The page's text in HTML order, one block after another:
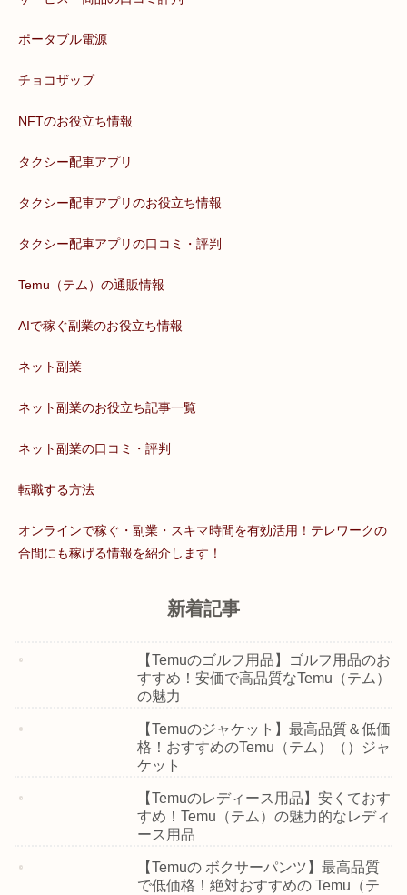
ポータブル電源
チョコザップ
NFTのお役立ち情報
タクシー配車アプリ
タクシー配車アプリのお役立ち情報
タクシー配車アプリの口コミ・評判
Temu（テム）の通販情報
AIで稼ぐ副業のお役立ち情報
ネット副業
ネット副業のお役立ち記事一覧
ネット副業の口コミ・評判
転職する方法
オンラインで稼ぐ・副業・スキマ時間を有効活用！テレワークの
合間にも稼げる情報を紹介します！
新着記事
【Temuのゴルフ用品】ゴルフ用品のお
すすめ！安価で高品質なTemu（テム）
の魅力
【Temuのジャケット】最高品質＆低価
格！おすすめのTemu（テム）（）ジャ
ケット
【Temuのレディース用品】安くておす
すめ！Temu（テム）の魅力的なレディ
ース用品
【Temuの ボクサーパンツ】最高品質
で低価格！絶対おすすめの Temu（テ